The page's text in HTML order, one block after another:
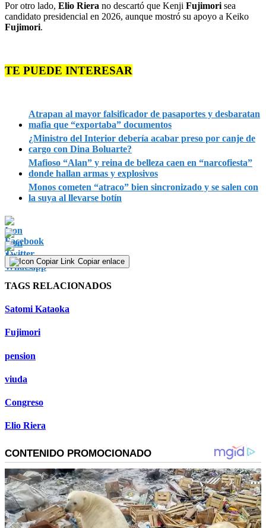
Por otro lado, Elio Riera no descartó que Kenji Fujimori sea
candidato presidencial en 2026, aunque mostró su apoyo a Keiko
Fujimori.
TE PUEDE INTERESAR
Atrapan al mayor falsificador de pasaportes y desbaratan
mafia que “exportaba” documentos
¿Ministro del Interior debería acabar preso por canje de
cargo con Dina Boluarte?
Mafioso “Alan” y reina de belleza caen en “narcofiesta”
donde hallan armas y explosivos
Monos cometen “atraco” bien sincronizado y se salen con
la suya al llevarse botín
Copiar enlace
TAGS RELACIONADOS
Satomi Kataoka
Fujimori
pension
viuda
Congreso
Elio Riera